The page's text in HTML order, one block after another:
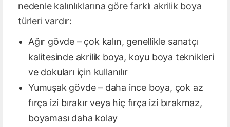
nedenle kalınlıklarına göre farklı akrilik boya
türleri vardır:
Ağır gövde – çok kalın, genellikle sanatçı
kalitesinde akrilik boya, koyu boya teknikleri
ve dokuları için kullanılır
Yumuşak gövde – daha ince boya, çok az
fırça izi bırakır veya hiç fırça izi bırakmaz,
boyaması daha kolay